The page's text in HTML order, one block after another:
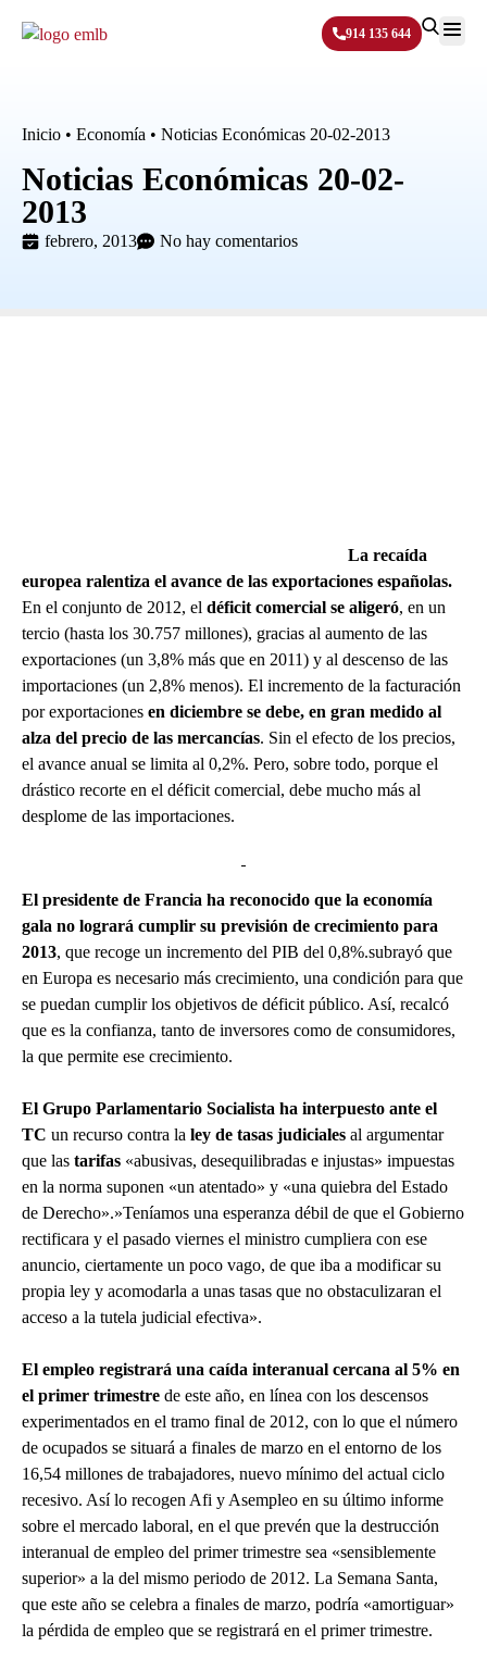
914 135 644
Inicio • Economía • Noticias Económicas 20-02-2013
Noticias Económicas 20-02-
2013
febrero, 2013 No hay comentarios
La recaída
europea ralentiza el avance de las exportaciones españolas.
En el conjunto de 2012, el déficit comercial se aligeró, en un
tercio (hasta los 30.757 millones), gracias al aumento de las
exportaciones (un 3,8% más que en 2011) y al descenso de las
importaciones (un 2,8% menos). El incremento de la facturación
por exportaciones en diciembre se debe, en gran medido al
alza del precio de las mercancías. Sin el efecto de los precios,
el avance anual se limita al 0,2%. Pero, sobre todo, porque el
drástico recorte en el déficit comercial, debe mucho más al
desplome de las importaciones.
El presidente de Francia ha reconocido que la economía
gala no logrará cumplir su previsión de crecimiento para
2013, que recoge un incremento del PIB del 0,8%.subrayó que
en Europa es necesario más crecimiento, una condición para que
se puedan cumplir los objetivos de déficit público. Así, recalcó
que es la confianza, tanto de inversores como de consumidores,
la que permite ese crecimiento.
El Grupo Parlamentario Socialista ha interpuesto ante el
TC un recurso contra la ley de tasas judiciales al argumentar
que las tarifas «abusivas, desequilibradas e injustas» impuestas
en la norma suponen «un atentado» y «una quiebra del Estado
de Derecho».»Teníamos una esperanza débil de que el Gobierno
rectificara y el pasado viernes el ministro cumpliera con ese
anuncio, ciertamente un poco vago, de que iba a modificar su
propia ley y acomodarla a unas tasas que no obstaculizaran el
acceso a la tutela judicial efectiva».
El empleo registrará una caída interanual cercana al 5% en
el primer trimestre de este año, en línea con los descensos
experimentados en el tramo final de 2012, con lo que el número
de ocupados se situará a finales de marzo en el entorno de los
16,54 millones de trabajadores, nuevo mínimo del actual ciclo
recesivo. Así lo recogen Afi y Asempleo en su último informe
sobre el mercado laboral, en el que prevén que la destrucción
interanual de empleo del primer trimestre sea «sensiblemente
superior» a la del mismo periodo de 2012. La Semana Santa,
que este año se celebra a finales de marzo, podría «amortiguar»
la pérdida de empleo que se registrará en el primer trimestre.